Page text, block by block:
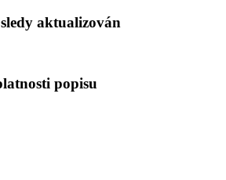
aktualizován
popisu